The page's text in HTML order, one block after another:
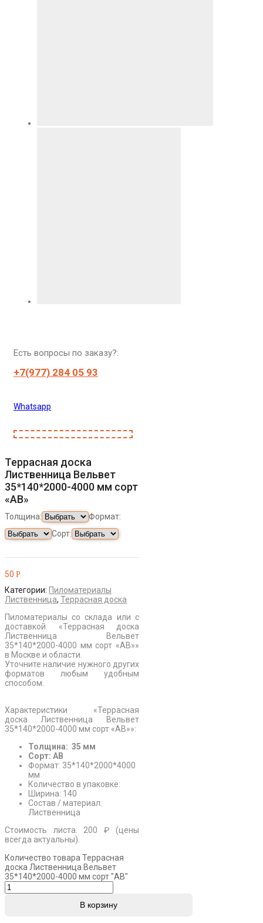
Есть вопросы по заказу?:
+7(977) 284 05 93
Whatsapp
Террасная доска
Лиственница Вельвет
35*140*2000-4000 мм сорт
«АВ»
Толщина:
Формат:
Сорт:
50 Р
Категории: Пиломатериалы
Лиственница, Террасная доска
Пиломатериалы со склада или с
доставкой. «Террасная доска
Лиственница Вельвет
35*140*2000-4000 мм сорт «АВ»»
в Москве и области.
Уточните наличие нужного других
форматов любым удобным
способом.
Характеристики «Террасная
доска Лиственница Вельвет
35*140*2000-4000 мм сорт «АВ»»:
Толщина: 35 мм
Сорт: АВ
Формат: 35*140*2000*4000
мм
Количество в упаковке:
Ширина: 140
Состав / материал:
Лиственница
Стоимость листа: 200 ₽ (цены
всегда актуальны).
Количество товара Террасная
доска Лиственница Вельвет
35*140*2000-4000 мм сорт "АВ"
В корзину